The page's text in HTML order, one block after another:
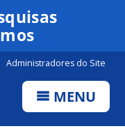
Canais
Administradores do Site
MENU